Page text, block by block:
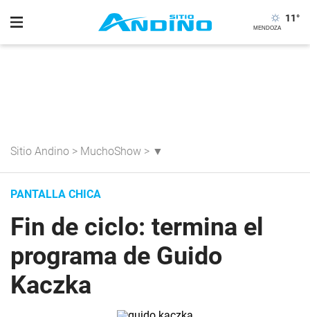
11°
Sitio Andino > MuchoShow > ▼
PANTALLA CHICA
Fin de ciclo: termina el
programa de Guido
Kaczka